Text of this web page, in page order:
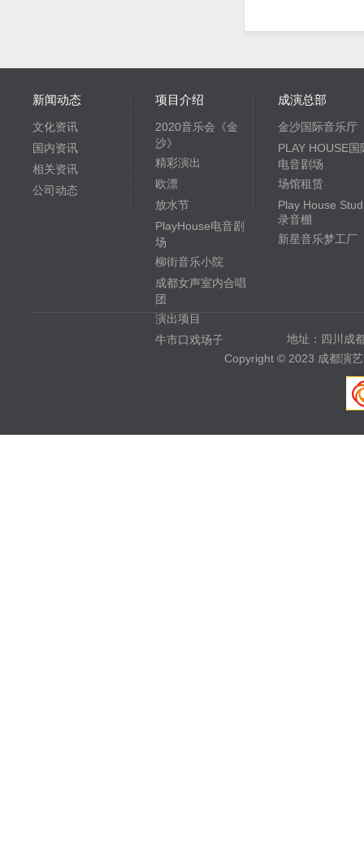
新闻动态
文化资讯
国内资讯
相关资讯
公司动态
项目介绍
2020音乐会《金
沙》
精彩演出
欧漂
放水节
PlayHouse电音剧
场
柳街音乐小院
成都女声室内合唱
团
演出项目
牛市口戏场子
成演总部
金沙国际音乐厅
PLAY HOUSE国
电音剧场
场馆租赁
Play House
录音棚
新星音乐梦工厂
地址：四川成
Copyright © 2023 成都演